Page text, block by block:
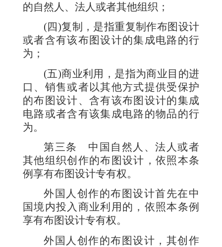
的自然人、法人或者其他组织；
(四)复制，是指重复制作布图设计
或者含有该布图设计的集成电路的行
为；
(五)商业利用，是指为商业目的进
口、销售或者以其他方式提供受保护
的布图设计、含有该布图设计的集成
电路或者含有该集成电路的物品的行
为。
第三条 中国自然人、法人或者
其他组织创作的布图设计，依照本条
例享有布图设计专有权。
外国人创作的布图设计首先在中
国境内投入商业利用的，依照本条例
享有布图设计专有权。
外国人创作的布图设计，其创作